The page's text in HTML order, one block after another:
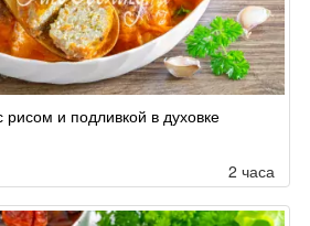
и подливкой в духовке
2 часа